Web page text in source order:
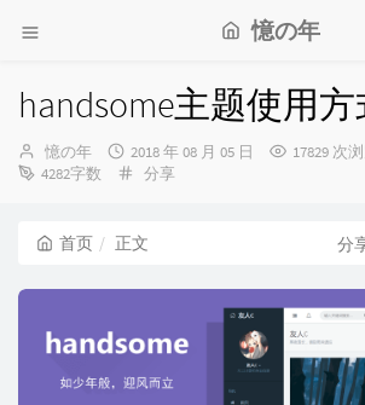
憶の年
handsome主题使用方
博
主：
憶の年
发
布
2018 年 08 月 05 日 17829 次
4282字数
分
分享
首页 正文 分